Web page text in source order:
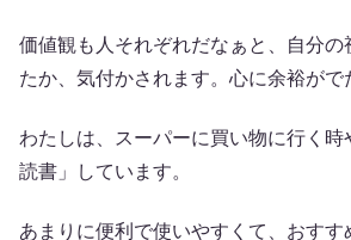
価値観も人それぞれだなぁと、自分の
たか、気付かされます。心に余裕がで
わたしは、スーパーに買い物に行く時
読書」しています。
あまりに便利で使いやすくて、おすす